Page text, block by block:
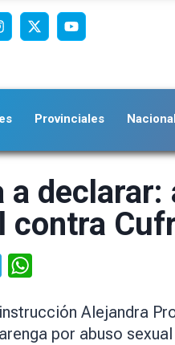
Provinciales
a
contra
Telegram
Alejandra
por abuso